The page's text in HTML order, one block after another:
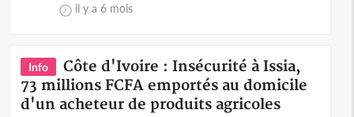
il y a 6 mois
Info
Côte d'Ivoire : Insécurité à Issia,
73 millions FCFA emportés au domicile
d'un acheteur de produits agricoles